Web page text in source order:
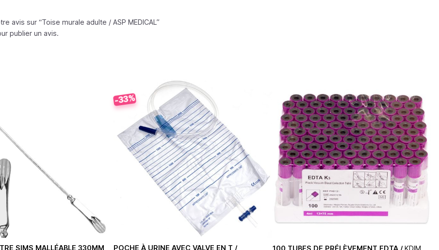
avis sur “Toise murale adulte / ASP MEDICAL”
publier un avis.
SIMS MALLÉABLE 330MM
-33%
POCHE À URINE AVEC VALVE EN T /